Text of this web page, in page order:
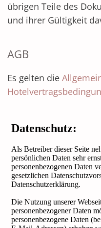
übrigen Teile des
und ihrer Gültigkeit
AGB
Es gelten die